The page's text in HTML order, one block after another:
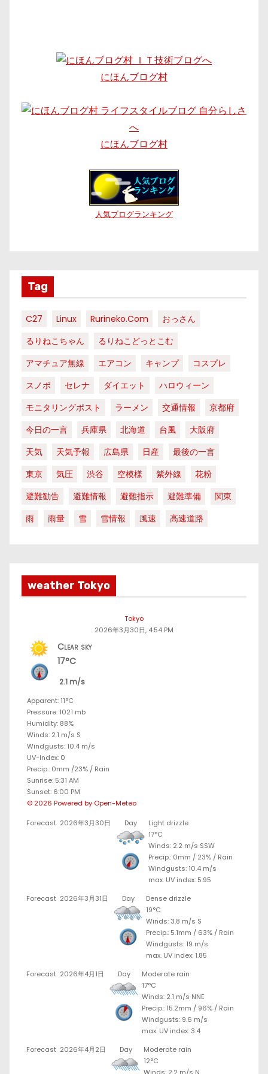
にほんブログ村
にほんブログ村
人気ブログランキング
Tag
C27 Linux Rurineko.com
おっさん
るりねこちゃん
るりねこどっとこむ
アマチュア無線
エアコン キャンプ
コスプレ
スノボ
セレナ ダイエット
ハロウィーン
モニタリングポスト
ラーメン 交通情報
京都府
今日の一言
兵庫県 北海道 台風
大阪府
天気
天気予報 広島県 日産
最後の一言
東京
気圧 渋谷 空模様 紫外線
花粉
避難勧告
避難情報 避難指示 避難準備
関東
雨
雨量 雪 雪情報 風速 高速道路
weather Tokyo
Tokyo
2026年3月30日, 4:54 PM
Clear sky
17°C
2.1 m/s
Apparent: 11°C
Pressure: 1021 mb
Humidity: 88%
Winds: 2.1 m/s S
Windgusts: 10.4 m/s
UV-Index: 0
Precip.: 0mm /23% / Rain
Sunrise: 5:31 AM
Sunset: 6:00 PM
© 2026 Powered by Open-Meteo
Forecast 2026年3月30日 Day
Light drizzle
17°C
Winds: 2.2 m/s SSW
Precip.: 0mm / 23% / Rain
Windgusts: 10.4 m/s
max. UV index: 5.95
Forecast 2026年3月31日 Day
Dense drizzle
19°C
Winds: 3.8 m/s S
Precip.: 5.1mm / 63% / Rain
Windgusts: 19 m/s
max. UV index: 1.85
Forecast 2026年4月1日 Day
Moderate rain
17°C
Winds: 2.1 m/s NNE
Precip.: 15.2mm / 96% / Rain
Windgusts: 9.6 m/s
max. UV index: 3.4
Forecast 2026年4月2日 Day
Moderate rain
12°C